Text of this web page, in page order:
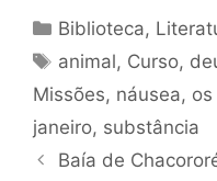
Categorias
Biblioteca,
Tags
animal, Curso,
Missões, náusea,
janeiro, substância
Baía de